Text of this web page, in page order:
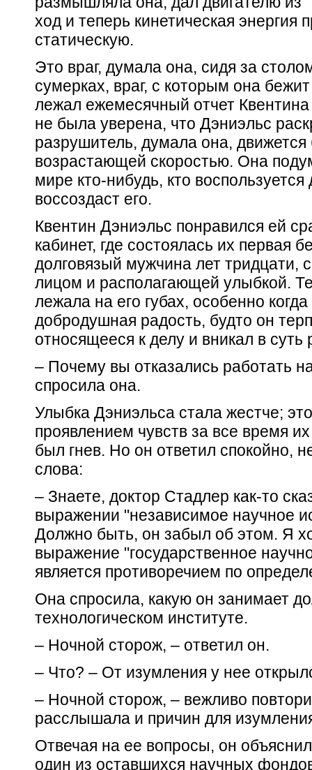
ход и теперь кинетическая энергия
статическую.
Это враг, думала она, сидя за
сумерках, враг, с которым она
лежал ежемесячный отчет
не была уверена, что Дэниэльс
разрушитель, думала она,
возрастающей скоростью. Она
мире кто-нибудь, кто воспользуется
воссоздаст его.
Квентин Дэниэльс понравился ей
кабинет, где состоялась их первая
долговязый мужчина лет тридцати,
лицом и располагающей улыбкой.
лежала на его губах, особенно
добродушная радость, будто он
относящееся к делу и вникал в
– Почему вы отказались работать
спросила она.
Улыбка Дэниэльса стала жестче;
проявлением чувств за все время
был гнев. Но он ответил спокойно,
слова:
– Знаете, доктор Стадлер как-то
выражении "независимое научное
Должно быть, он забыл об этом. Я
выражение "государственное
является противоречием по
Она спросила, какую он занимает
технологическом институте.
– Ночной сторож, – ответил он.
– Что? – От изумления у нее
– Ночной сторож, – вежливо
расслышала и причин для
Отвечая на ее вопросы, он
один из оставшихся научных